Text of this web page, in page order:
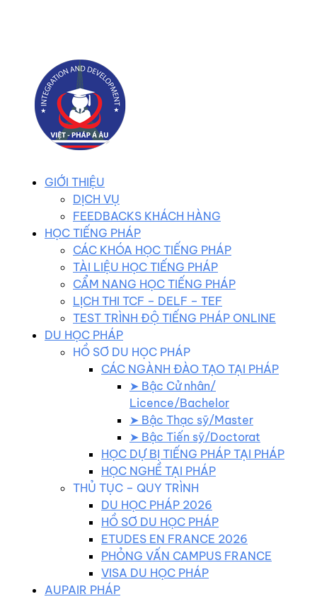
GIỚI THIỆU
DỊCH VỤ
FEEDBACKS KHÁCH HÀNG
HỌC TIẾNG PHÁP
CÁC KHÓA HỌC TIẾNG PHÁP
TÀI LIỆU HỌC TIẾNG PHÁP
CẨM NANG HỌC TIẾNG PHÁP
LỊCH THI TCF – DELF – TEF
TEST TRÌNH ĐỘ TIẾNG PHÁP ONLINE
DU HỌC PHÁP
HỒ SƠ DU HỌC PHÁP
CÁC NGÀNH ĐÀO TẠO TẠI PHÁP
➤ Bậc Cử nhân/
Licence/Bachelor
➤ Bậc Thạc sỹ/Master
➤ Bậc Tiến sỹ/Doctorat
HỌC DỰ BỊ TIẾNG PHÁP TẠI PHÁP
HỌC NGHỀ TẠI PHÁP
THỦ TỤC – QUY TRÌNH
DU HỌC PHÁP 2026
HỒ SƠ DU HỌC PHÁP
ETUDES EN FRANCE 2026
PHỎNG VẤN CAMPUS FRANCE
VISA DU HỌC PHÁP
AUPAIR PHÁP